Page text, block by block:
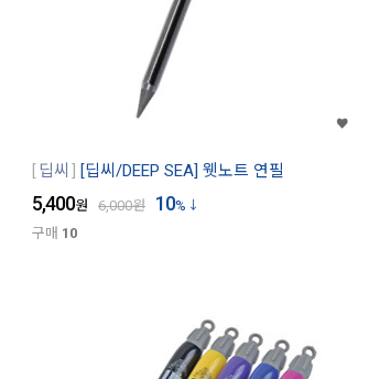
딥씨 [딥씨/DEEP SEA] 웻노트 연필
5,400원 6,000원 10%
구매 10